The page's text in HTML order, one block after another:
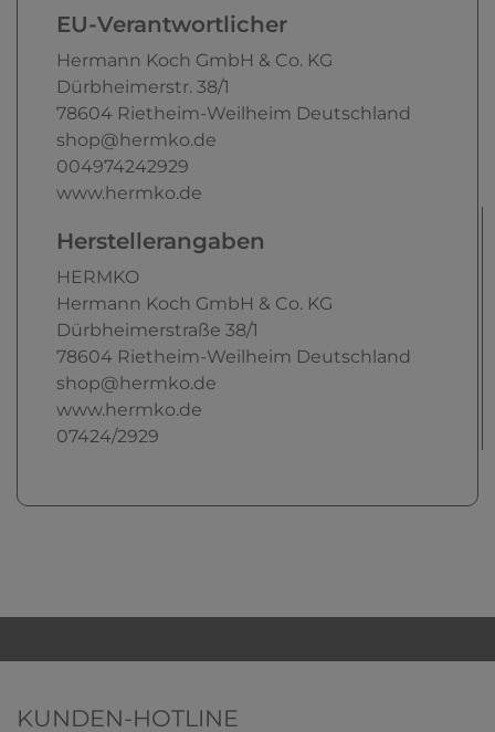
EU-Verantwortlicher
Hermann Koch GmbH & Co. KG
Dürbheimerstr. 38/1
78604 Rietheim-Weilheim Deutschland
shop@hermko.de
004974242929
www.hermko.de
Herstellerangaben
HERMKO
Hermann Koch GmbH & Co. KG
Dürbheimerstraße 38/1
78604 Rietheim-Weilheim Deutschland
shop@hermko.de
www.hermko.de
07424/2929
KUNDEN-HOTLINE